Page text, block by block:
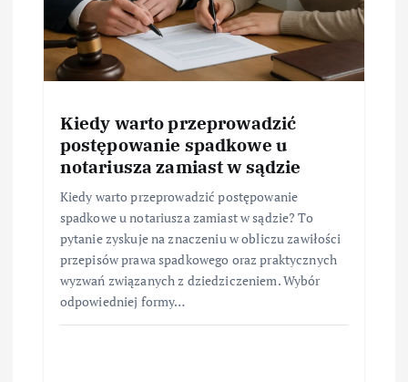
Kiedy warto przeprowadzić
postępowanie spadkowe u
notariusza zamiast w sądzie
Kiedy warto przeprowadzić postępowanie
spadkowe u notariusza zamiast w sądzie? To
pytanie zyskuje na znaczeniu w obliczu zawiłości
przepisów prawa spadkowego oraz praktycznych
wyzwań związanych z dziedziczeniem. Wybór
odpowiedniej formy…